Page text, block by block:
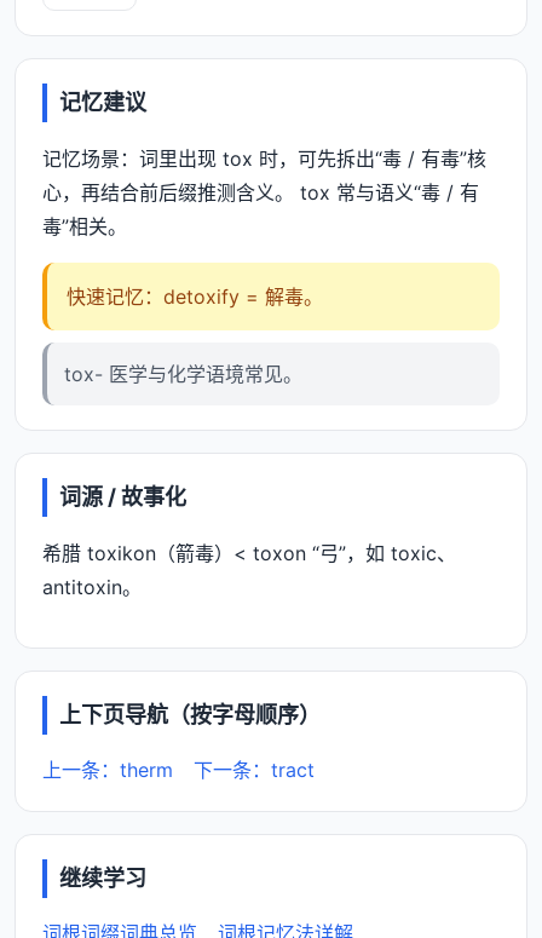
记忆建议
记忆场景：词里出现 tox 时，可先拆出“毒 / 有毒”核
心，再结合前后缀推测含义。 tox 常与语义“毒 / 有
毒”相关。
快速记忆：detoxify = 解毒。
tox- 医学与化学语境常见。
词源 / 故事化
希腊 toxikon（箭毒）< toxon “弓”，如 toxic、
antitoxin。
上下页导航（按字母顺序）
上一条：therm 下一条：tract
继续学习
词根词缀词典总览 词根记忆法详解